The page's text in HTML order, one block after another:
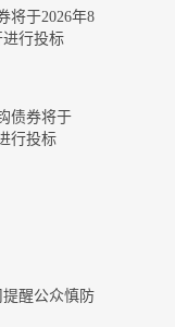
将于2026年8
进行投标
债券将于
行投标
醒公众慎防